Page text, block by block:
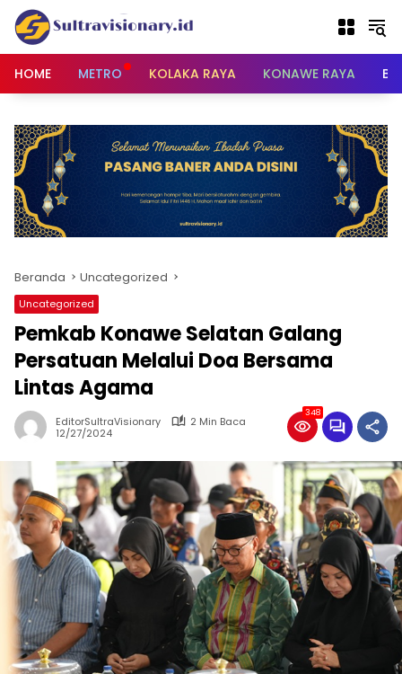
Langsung
konten
HOME
METRO KOLAKA RAYA KONAWE RAYA
Beranda Uncategorized
Uncategorized
Pemkab Konawe Selatan Galang
Persatuan Melalui Doa Bersama
Lintas Agama
EditorSultraVisionary
2 Min Baca
12/27/2024
348